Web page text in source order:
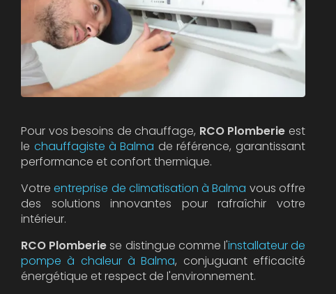
Pour vos besoins de chauffage, RCO Plomberie est
le chauffagiste à Balma de référence, garantissant
performance et confort thermique.
Votreentreprise de climatisation à Balma vous offre
des solutions innovantes pour rafraîchir votre
intérieur.
RCO Plomberiese distingue comme l'installateur de
pompe à chaleur à Balma, conjuguant efficacité
énergétique et respect de l'environnement.